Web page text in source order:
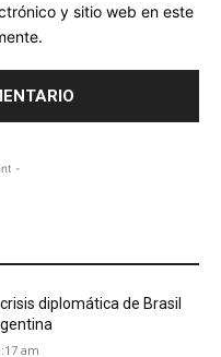
y sitio web en este
-
diplomática de Brasil
am